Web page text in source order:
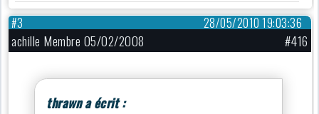
28/05/2010 19:03:36
#3
achille Membre 05/02/2008 #416
thrawn a écrit :